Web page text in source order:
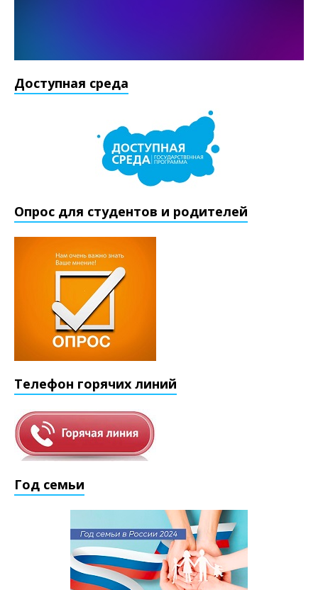
Доступная среда
Опрос для студентов и родителей
Телефон горячих линий
Год семьи